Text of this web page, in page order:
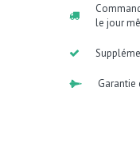
le jour
Garantie